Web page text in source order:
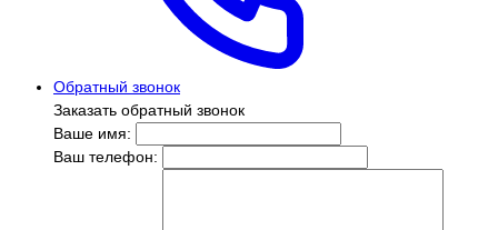
Обратный звонок
Заказать обратный звонок
Ваше имя:
Ваш телефон: